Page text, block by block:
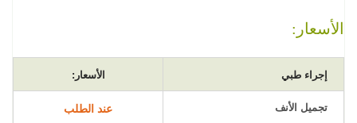
الأسعار:
إجراء طبي الأسعار:
تجميل الأنف عند الطلب